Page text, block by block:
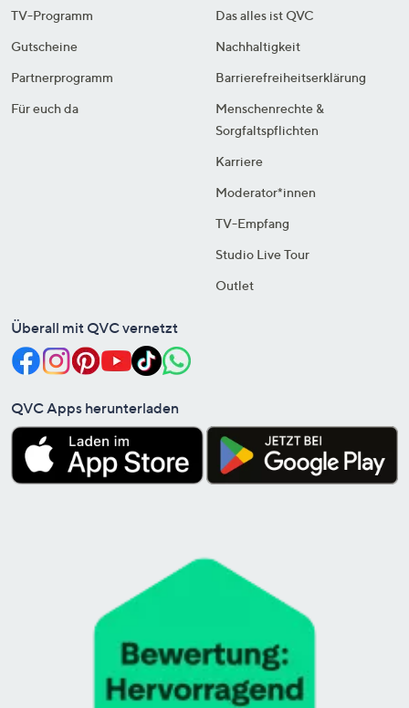
TV-Programm
Gutscheine
Partnerprogramm
Für euch da
Das alles ist QVC
Nachhaltigkeit
Barrierefreiheitserklärung
Menschenrechte &
Sorgfaltspflichten
Karriere
Moderator*innen
TV-Empfang
Studio Live Tour
Outlet
Überall mit QVC vernetzt
QVC Apps herunterladen